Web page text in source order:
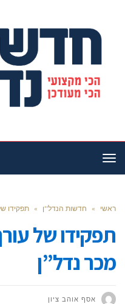
תפריט
ראשי » חדשות הנדל''ן » תפקידו
תפקידו של
מכר נדל”ן
אסף אוהב ציון